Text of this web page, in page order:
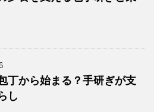
丁から始まる？手研ぎが支
し